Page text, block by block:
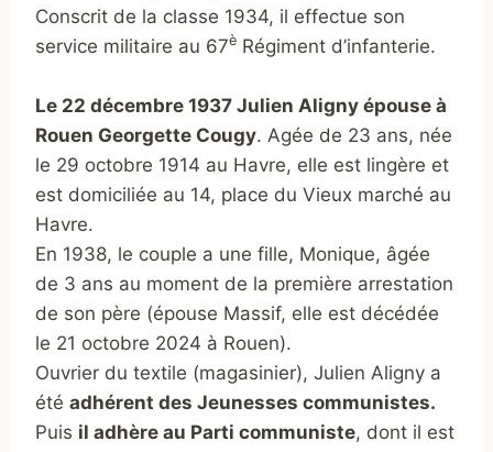
Conscrit de la classe 1934, il effectue son
service militaire au 67è Régiment d’infanterie.
Le 22 décembre 1937 Julien Aligny épouse à
Rouen Georgette Cougy. Agée de 23 ans, née
le 29 octobre 1914 au Havre, elle est lingère et
est domiciliée au 14, place du Vieux marché au
Havre.
En 1938, le couple a une fille, Monique, âgée
de 3 ans au moment de la première arrestation
de son père (épouse Massif, elle est décédée
le 21 octobre 2024 à Rouen).
Ouvrier du textile (magasinier), Julien Aligny a
été adhérent des Jeunesses communistes.
Puis il adhère au Parti communiste, dont il est